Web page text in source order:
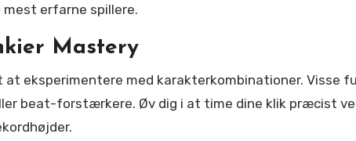
erfarne spillere.
Mastery
eksperimentere med karakterkombinationer. Visse
beat-forstærkere. Øv dig i at time dine klik præcist